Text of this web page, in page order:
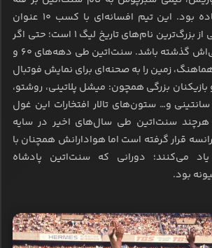
فوتبال فرانسه ایستاده بود. این تیم افسانه‌ای با کسب ۱۰ عنوان
قهرمانی، همچنان یکی از بزرگ‌ترین نام‌های تاریخ لیگ ۱ است؛ حتی اگر
سال‌ها از دوران طلایی‌اش گذشته باشد. سنت‌اتین طی دهه‌های ۶۰ و
زمین را به صحنه‌ای برای نمایش فوتبال
بازیکنان بزرگی همچون: میشل پلاتینی، روشتو،
و… ستون‌های تالار افتخارات این غول
سنت‌اتین طی سال‌های اخیر در سایه
بزرگ لیگ ۱ فرانسه قرار گرفته است اما هوادارانش همچنان با
می‌کنند؛ دورانی که سنت‌اتین پادشاه
بود.